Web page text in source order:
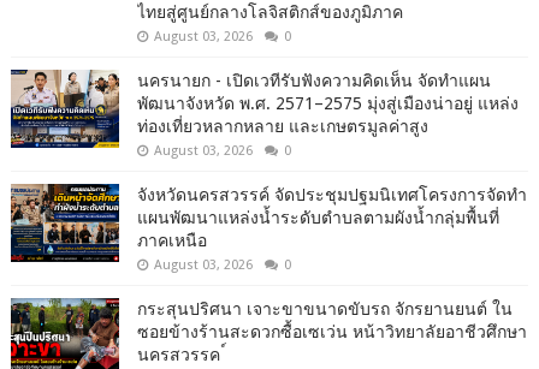
ไทยสู่ศูนย์กลางโลจิสติกส์ของภูมิภาค
August 03, 2026 0
นครนายก - เปิดเวทีรับฟังความคิดเห็น จัดทำแผน
พัฒนาจังหวัด พ.ศ. 2571–2575 มุ่งสู่เมืองน่าอยู่ แหล่ง
ท่องเที่ยวหลากหลาย และเกษตรมูลค่าสูง
August 03, 2026 0
จังหวัดนครสวรรค์ จัดประชุมปฐมนิเทศโครงการจัดทำ
แผนพัฒนาแหล่งน้ำระดับตำบลตามผังน้ำกลุ่มพื้นที่
ภาคเหนือ
August 03, 2026 0
กระสุนปริศนา เจาะขาขนาดขับรถ จักรยานยนต์ ใน
ซอยข้างร้านสะดวกซื้อเซเว่น หน้าวิทยาลัยอาชีวศึกษา
นครสวรรค ์